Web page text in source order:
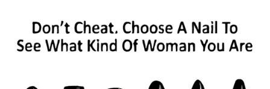
már az előzetes üzenet is úgy szólt, mintha nem
egyszerű politikai odaszúrásra készülne. A
legnagyobb hazugságáról” beszél majd, ráadásul